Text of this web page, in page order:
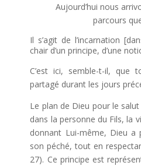
Aujourd’hui nous
parcours
Il s’agit de l’incarnation
chair d’un principe, d’une
C’est ici, semble-t-il, que
partagé durant les jours
Le plan de Dieu pour le salut
dans la personne du Fils, la
donnant Lui-même, Dieu a
son péché, tout en
27). Ce principe est